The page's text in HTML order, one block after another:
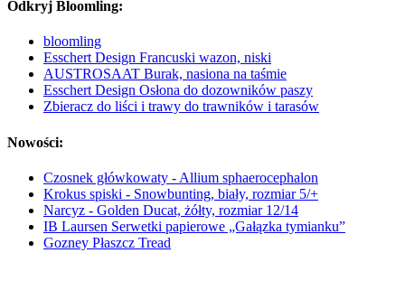
Odkryj Bloomling:
bloomling
Esschert Design Francuski wazon, niski
AUSTROSAAT Burak, nasiona na taśmie
Esschert Design Osłona do dozowników paszy
Zbieracz do liści i trawy do trawników i tarasów
Nowości:
Czosnek główkowaty - Allium sphaerocephalon
Krokus spiski - Snowbunting, biały, rozmiar 5/+
Narcyz - Golden Ducat, żółty, rozmiar 12/14
IB Laursen Serwetki papierowe „Gałązka tymianku”
Gozney Płaszcz Tread